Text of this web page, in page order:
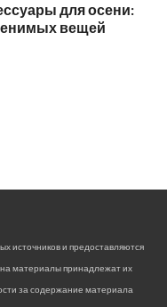
для осени:
вещей
источников и предоставляются
материалы принадлежат их
за содержание материала